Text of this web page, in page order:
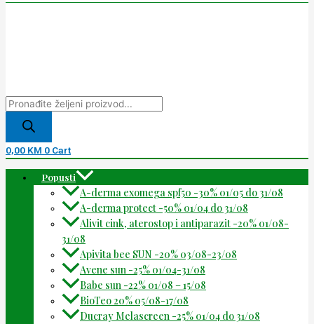
0,00 KM 0 Cart
Popusti
A-derma exomega spf50 -30% 01/05 do 31/08
A-derma protect -50% 01/04 do 31/08
Alivit cink, aterostop i antiparazit -20% 01/08-
31/08
Apivita bee SUN -20% 03/08-23/08
Avene sun -25% 01/04-31/08
Babe sun -22% 01/08 – 15/08
BioTeo 20% 05/08-17/08
Ducray Melascreen -25% 01/04 do 31/08